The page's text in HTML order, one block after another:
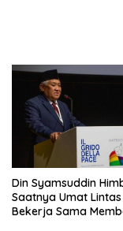
Din Syamsuddin
Saatnya Umat
Bekerja Sama